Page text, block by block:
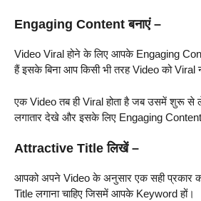
Engaging Content बनाएं –
Video Viral होने के लिए आपके Engaging
हैं इसके बिना आप किसी भी तरह Video को
एक Video तब ही Viral होता है जब उसमें शुरू
लगातार देखे और इसके लिए Engaging Content
Attractive Title लिखें –
आपको अपने Video के अनुसार एक सही प्रकार
Title लगाना चाहिए जिसमें आपके Keyword हों।